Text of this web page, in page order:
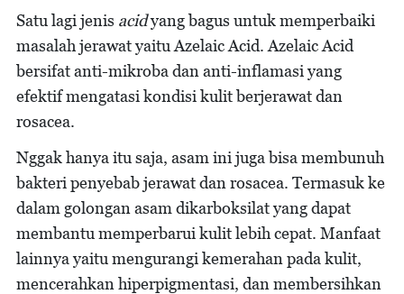
Satu lagi jenis acidyang bagus untuk memperbaiki
masalah jerawat yaitu Azelaic Acid. Azelaic Acid
bersifat anti-mikroba dan anti-inflamasi yang
efektif mengatasi kondisi kulit berjerawat dan
rosacea.
Nggak hanya itu saja, asam ini juga bisa membunuh
bakteri penyebab jerawat dan rosacea. Termasuk ke
dalam golongan asam dikarboksilat yang dapat
membantu memperbarui kulit lebih cepat. Manfaat
lainnya yaitu mengurangi kemerahan pada kulit,
mencerahkan hiperpigmentasi, dan membersihkan